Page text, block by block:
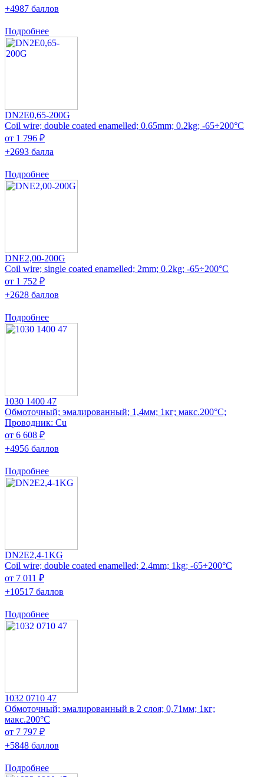
+4987 баллов
Подробнее
DN2E0,65-200G
Coil wire; double coated enamelled; 0.65mm; 0.2kg; -65÷200°C
от 1 796 ₽
+2693 балла
Подробнее
DNE2,00-200G
Coil wire; single coated enamelled; 2mm; 0.2kg; -65÷200°C
от 1 752 ₽
+2628 баллов
Подробнее
1030 1400 47
Обмоточный; эмалированный; 1,4мм; 1кг; макс.200°C;
Проводник: Cu
от 6 608 ₽
+4956 баллов
Подробнее
DN2E2,4-1KG
Coil wire; double coated enamelled; 2.4mm; 1kg; -65÷200°C
от 7 011 ₽
+10517 баллов
Подробнее
1032 0710 47
Обмоточный; эмалированный в 2 слоя; 0,71мм; 1кг;
макс.200°C
от 7 797 ₽
+5848 баллов
Подробнее